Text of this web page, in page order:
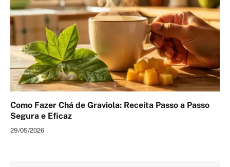
Como Fazer Chá de Graviola: Receita Passo a Passo
Segura e Eficaz
29/05/2026